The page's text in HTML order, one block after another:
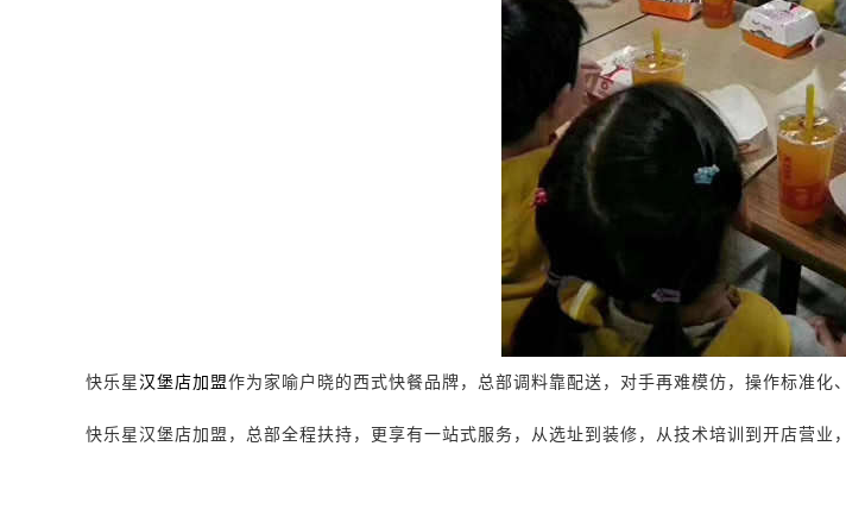
快乐星汉堡 店加盟作为家喻户晓的西式快餐品牌，总部调料靠配送，对手再难模仿，操作标准化
快乐星汉堡 店加盟，总部全程扶持，更享有一站式服务，从选址到装修，从技术培训到开店营业，